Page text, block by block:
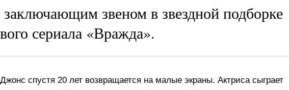
заключающим звеном в звездной подборке
сериала «Вражда».
спустя 20 лет возвращается на малые экраны. Актриса сыграет